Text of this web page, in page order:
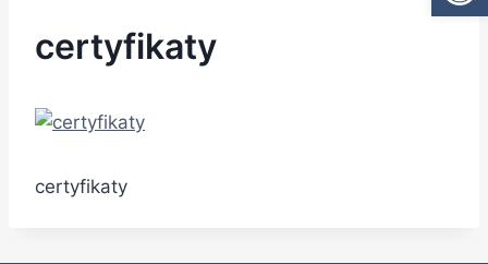
certyfikaty
certyfikaty